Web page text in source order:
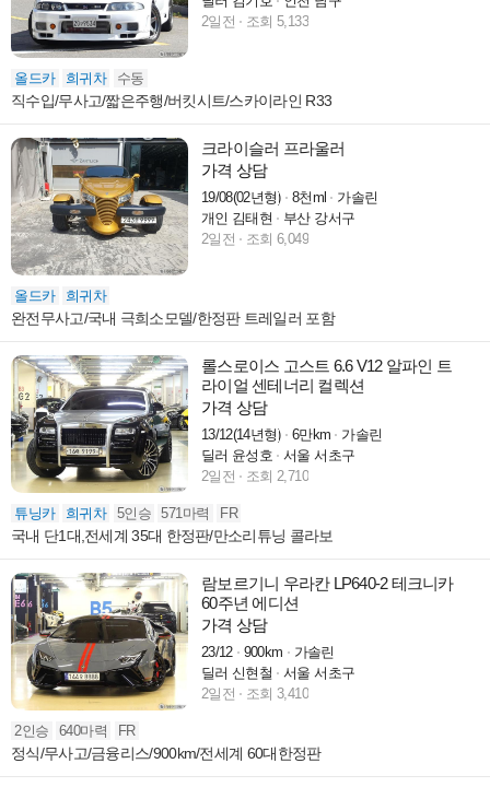
2일전
조회 5,133
올드카 희귀차 수동
직수입/무사고/짧은주행/버킷시트/스카이라인 R33
크라이슬러 프라울러
가격 상담
19/08(02년형) 8천ml
가솔린
개인 김태현
부산 강서구
2일전
조회 6,049
올드카 희귀차
완전무사고/국내 극희소모델/한정판 트레일러 포함
롤스로이스 고스트 6.6 V12 알파인 트
라이얼 센테너리 컬렉션
가격 상담
13/12(14년형) 6만km
가솔린
딜러 윤성호
서울 서초구
2일전
조회 2,710
튜닝카 희귀차 5인승 571마력 FR
국내 단1대,전세계 35대 한정판/만소리튜닝 콜라보
람보르기니 우라칸 LP640-2 테크니카
60주년 에디션
가격 상담
23/12 900km
가솔린
딜러 신현철
서울 서초구
2일전
조회 3,410
2인승 640마력 FR
정식/무사고/금융리스/900km/전세계 60대한정판